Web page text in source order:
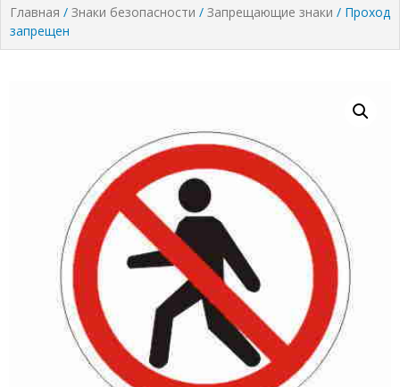
Главная / Знаки безопасности / Запрещающие знаки / Проход
запрещен